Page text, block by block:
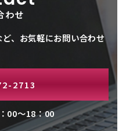
わせ
、お気軽にお問い合わせ
2713
00～18：00